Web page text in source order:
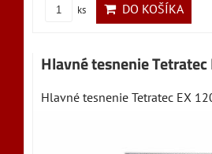
ks DO KOŠÍKA
Hlavné tesnenie Tetratec
Hlavné tesnenie Tetratec EX